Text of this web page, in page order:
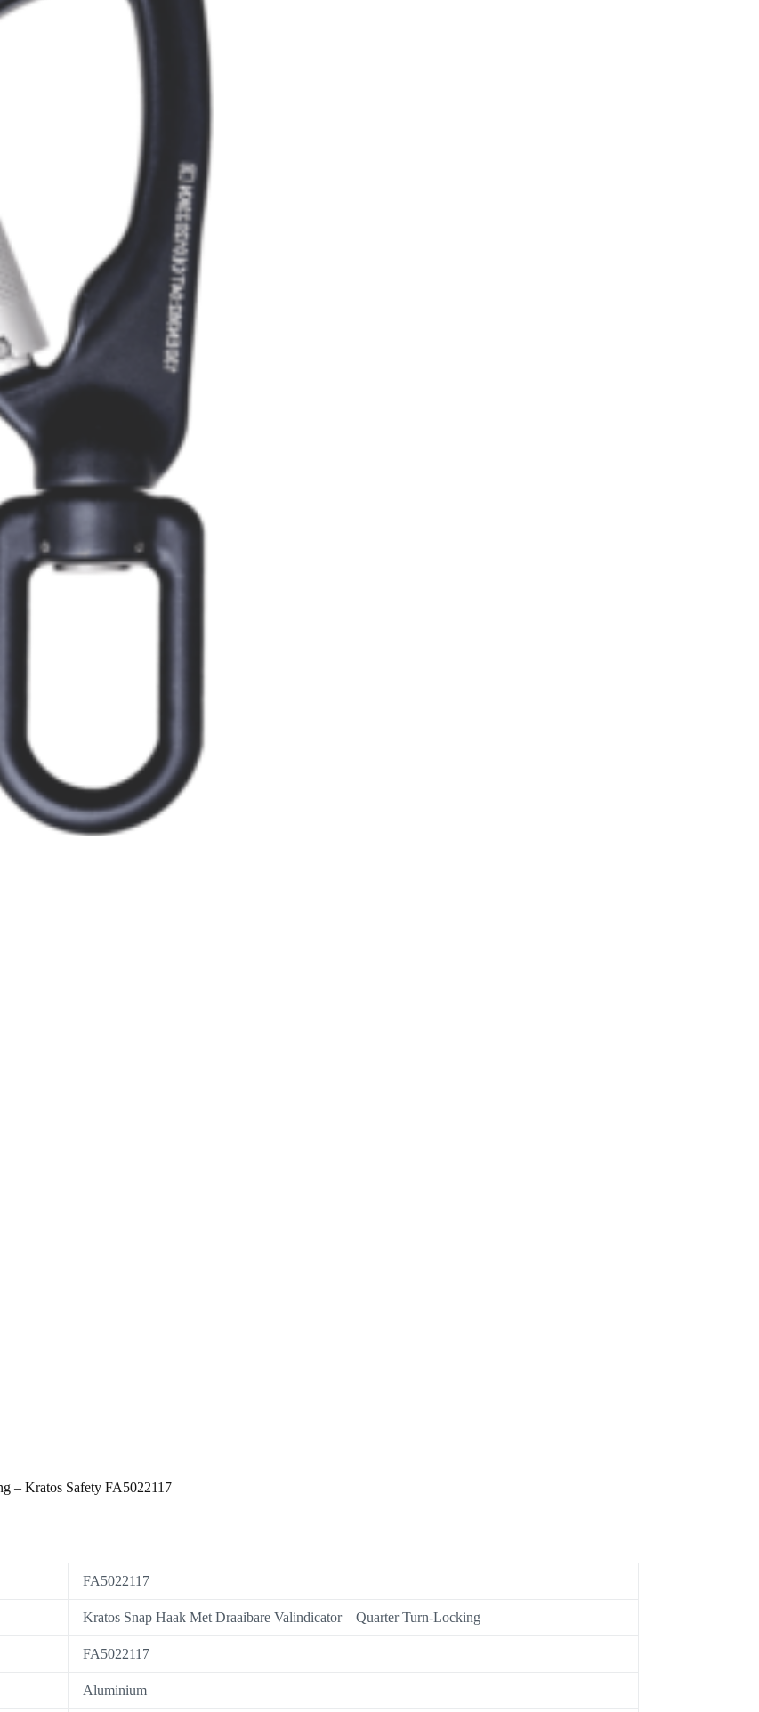
– Kratos Safety FA5022117
FA5022117
Kratos Snap Haak Met Draaibare Valindicator – Quarter Turn-Locking
FA5022117
Aluminium